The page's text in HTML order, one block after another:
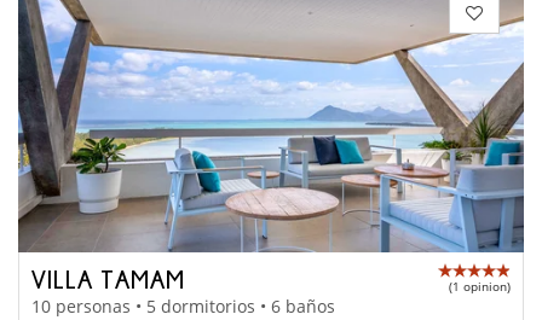
VILLA TAMAM (1 opinion)
10 personas • 5 dormitorios • 6 baños